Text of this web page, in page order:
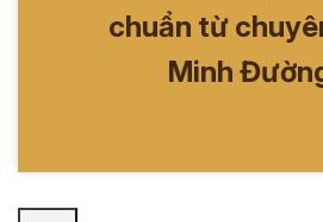
chuẩn từ
Minh